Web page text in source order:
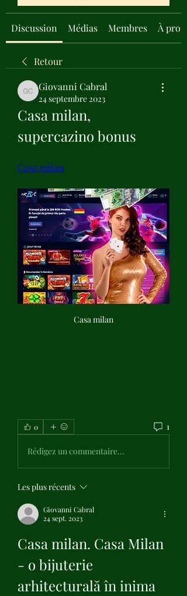
Discussion Médias Membres À
Retour
Giovanni Cabral
Giovanni Cabral
24 septembre 2023
Casa milan,
supercazino bonus
Casa milan
Casa milan
0 1
Rédigez un commentaire...
Les plus récents
Giovanni Cabral
24 sept. 2023
Casa milan. Casa Milan
- o bijuterie
arhitecturală în inima